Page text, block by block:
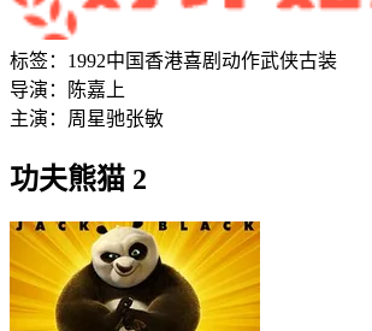
标签： 1992中国香港喜剧 动作武侠古装
导演：
陈嘉上
主演： 周星驰张敏
功夫熊猫 2